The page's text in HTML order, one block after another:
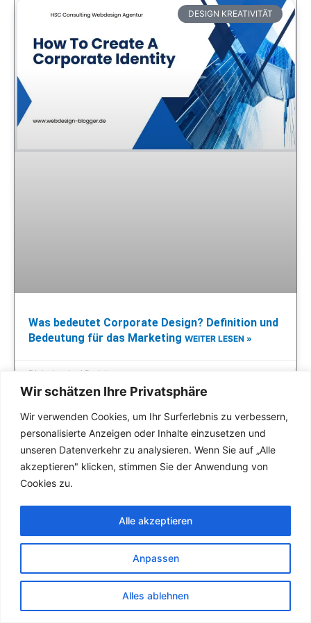
Wir schätzen Ihre Privatsphäre
Wir verwenden Cookies, um Ihr Surferlebnis zu verbessern,
personalisierte Anzeigen oder Inhalte einzusetzen und
unseren Datenverkehr zu analysieren. Wenn Sie auf „Alle
akzeptieren" klicken, stimmen Sie der Anwendung von
Cookies zu.
Anpassen
Alles ablehnen
Alle akzeptieren
DESIGN KREATIVITÄT
Was bedeutet Corporate Design? Definition und
Bedeutung für das Marketing WEITER LESEN »
Dipl.- Ing Jeni Redel
DESIGN KREATIVITÄT